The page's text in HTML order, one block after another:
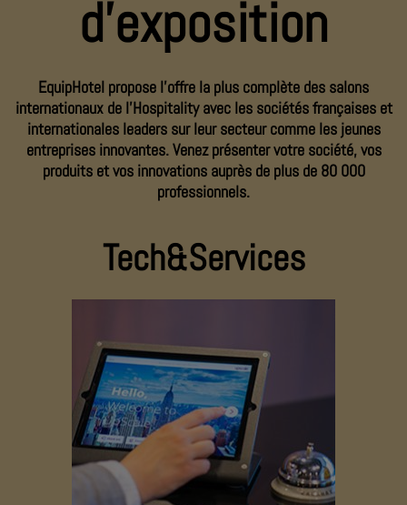
d'exposition
EquipHotel propose l’offre la plus complète des salons
internationaux de l’Hospitality avec les sociétés françaises et
internationales leaders sur leur secteur comme les jeunes
entreprises innovantes. Venez présenter votre société, vos
produits et vos innovations auprès de plus de 80 000
professionnels.
Tech&Services